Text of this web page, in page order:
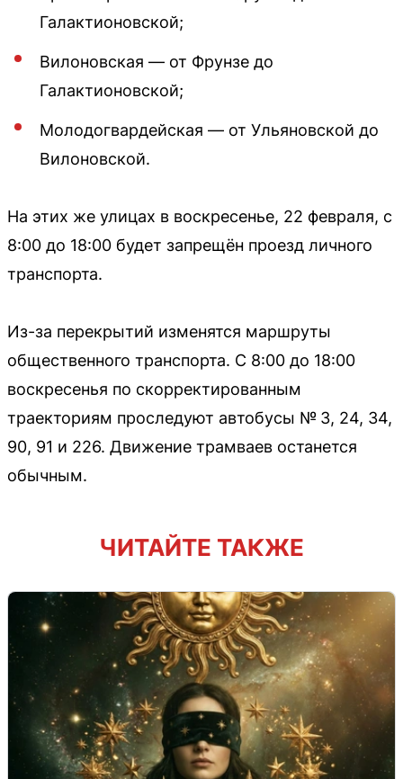
Галактионовской;
Вилоновская — от Фрунзе до
Галактионовской;
Молодогвардейская — от Ульяновской до
Вилоновской.
На этих же улицах в воскресенье, 22 февраля, с
8:00 до 18:00 будет запрещён проезд личного
транспорта.
Из-за перекрытий изменятся маршруты
общественного транспорта. С 8:00 до 18:00
воскресенья по скорректированным
траекториям проследуют автобусы № 3, 24, 34,
90, 91 и 226. Движение трамваев останется
обычным.
ЧИТАЙТЕ ТАКЖЕ